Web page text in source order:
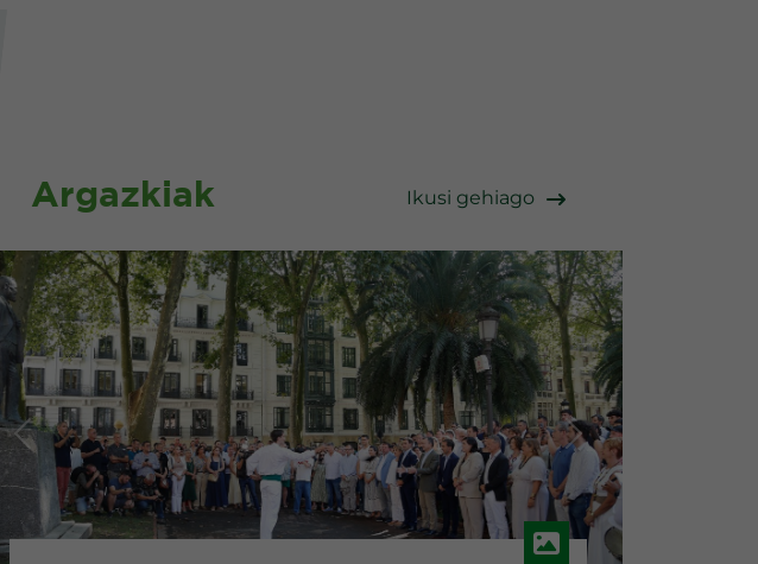
Argazkiak Ikusi gehiago
Aurrekoa Hurrengoa